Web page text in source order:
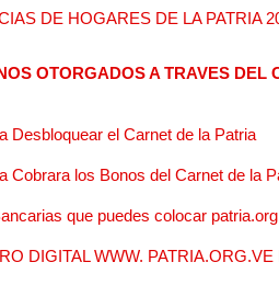
DE HOGARES DE LA PATRIA
OTORGADOS A TRAVES DEL
Desbloquear el Carnet de la Patria
Cobrara los Bonos del Carnet de la
que puedes colocar
DIGITAL WWW.